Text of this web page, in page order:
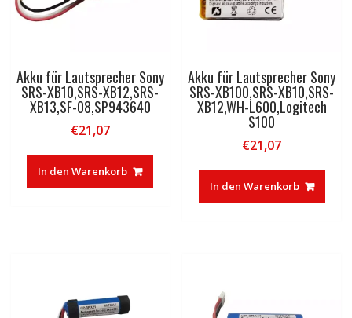
Akku für Lautsprecher Sony
SRS-XB10,SRS-XB12,SRS-
XB13,SF-08,SP943640
€21,07
In den Warenkorb
Akku für Lautsprecher Sony
SRS-XB100,SRS-XB10,SRS-
XB12,WH-L600,Logitech
S100
€21,07
In den Warenkorb